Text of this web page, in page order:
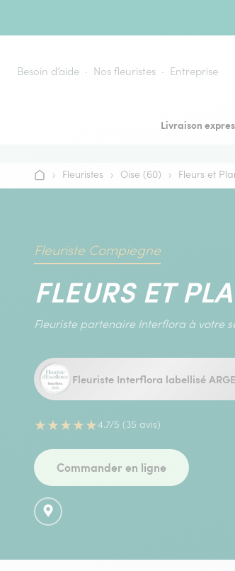
Besoin d’aide Nos fleuristes Entreprise
Livraison
Accueil
› Fleuristes › Oise (60) › Fleurs et
Fleuriste Compiegne
FLEURS ET
Fleuriste partenaire Interflora à votre
Fleuriste Interflora labellisé
★★★★★4.7/5 (35 avis)
Commander en ligne